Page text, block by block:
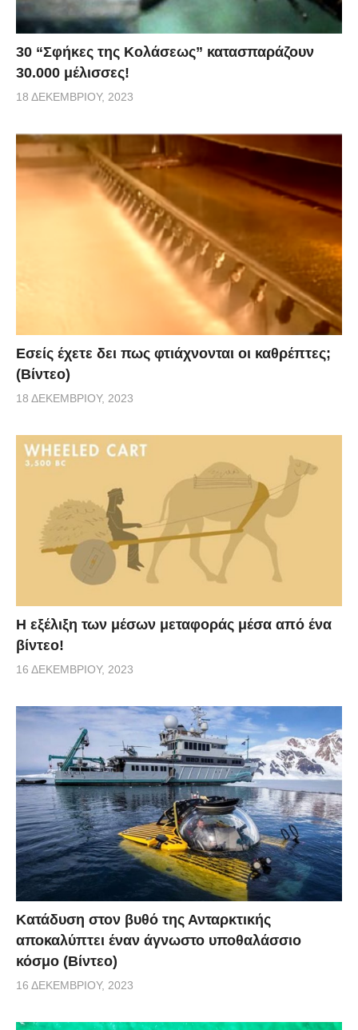
30 “Σφήκες της Κολάσεως” κατασπαράζουν
30.000 μέλισσες!
18 ΔΕΚΕΜΒΡΊΟΥ, 2023
Εσείς έχετε δει πως φτιάχνονται οι καθρέπτες;
(Βίντεο)
18 ΔΕΚΕΜΒΡΊΟΥ, 2023
Η εξέλιξη των μέσων μεταφοράς μέσα από ένα
βίντεο!
16 ΔΕΚΕΜΒΡΊΟΥ, 2023
Κατάδυση στον βυθό της Ανταρκτικής
αποκαλύπτει έναν άγνωστο υποθαλάσσιο
κόσμο (Βίντεο)
16 ΔΕΚΕΜΒΡΊΟΥ, 2023